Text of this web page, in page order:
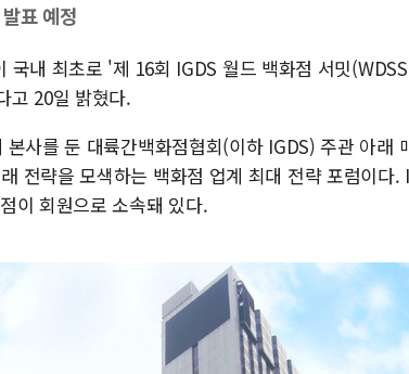
벼랑 끝 선
1순위보다
표 예정
국내 최초로 '제 16회 IGDS 월드 백화점 서밋
20일 밝혔다.
사를 둔 대륙간백화점협회(이하 IGDS) 주관 아래
전략을 모색하는 백화점 업계 최대 전략 포럼이다.
이 회원으로 소속돼 있다.